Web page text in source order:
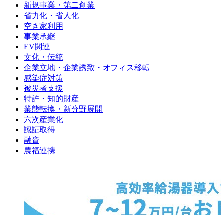
新規事業・第二創業
省力化・省人化
空き家利用
事業承継
EV関連
文化・伝統
企業立地・企業誘致・オフィス移転
感染症対策
被災者支援
特許・知的財産
業態転換・新分野展開
六次産業化
認証取得
融資
農福連携